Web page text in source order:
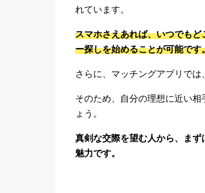
れています。
スマホさえあれば、いつでも
ー探しを始めることが可能です
さらに、マッチングアプリで
そのため、自分の理想に近い
ょう。
真剣な交際を望む人から、ま
魅力です。